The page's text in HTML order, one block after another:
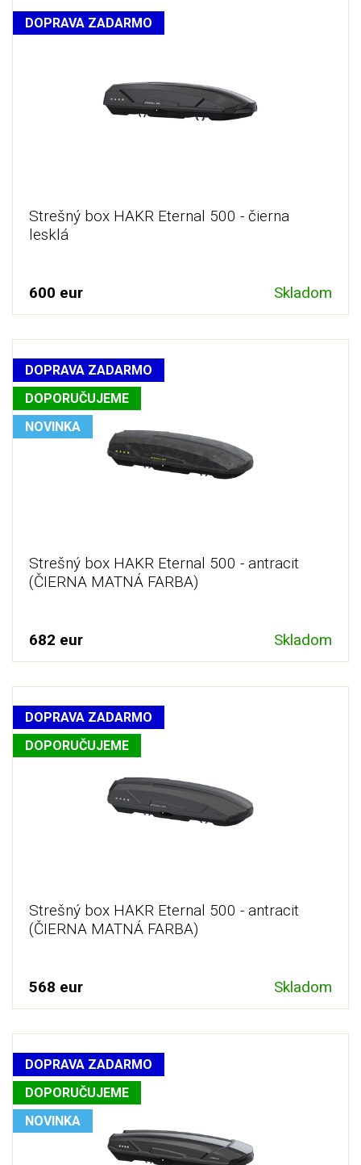
DOPRAVA ZADARMO
Strešný box HAKR Eternal 500 - čierna
lesklá
600 eur Skladom
DOPRAVA ZADARMO
DOPORUČUJEME
NOVINKA
Strešný box HAKR Eternal 500 - antracit
(ČIERNA MATNÁ FARBA)
682 eur Skladom
DOPRAVA ZADARMO
DOPORUČUJEME
Strešný box HAKR Eternal 500 - antracit
(ČIERNA MATNÁ FARBA)
568 eur Skladom
DOPRAVA ZADARMO
DOPORUČUJEME
NOVINKA